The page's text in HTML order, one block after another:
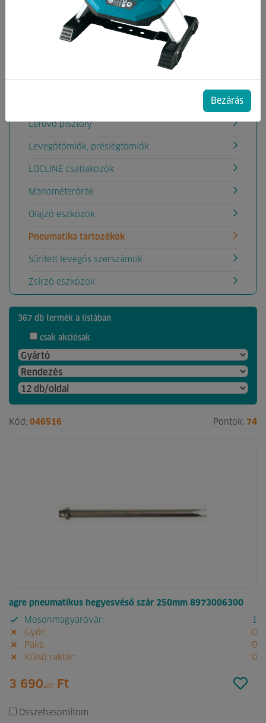
Golyóscsapok
Közcsavarok
Pneumatikai Tömlök
Lefúvó pisztoly
Levegőtömlők, préslégtömlők
LOCLINE csatlakozók
Manométerórák
Olajzó eszközök
Pneumatika tartozékok
Sűrített levegős szerszámok
Zsírzó eszközök
367 db termék a listában
csak akciósak
Kód: 046516 Pontok: 74
agre pneumatikus hegyesvéső szár 250mm 8973006300
Mosonmagyaróvár:
1
Győr:
0
Paks:
0
Külső raktár:
0
3 690.00 Ft
Összehasonlítom
Bezárás